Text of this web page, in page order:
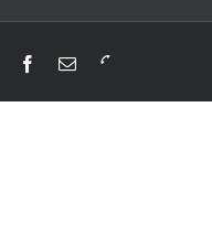
Facebook
EmailTelefono